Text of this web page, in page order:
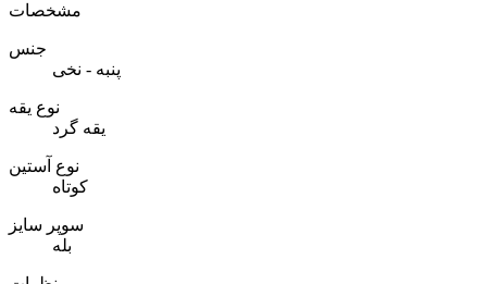
مشخصات
جنس
پنبه - نخی
نوع یقه
یقه گرد
نوع آستین
کوتاه
سوپر سایز
بله